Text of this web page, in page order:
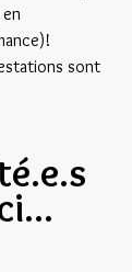
sont